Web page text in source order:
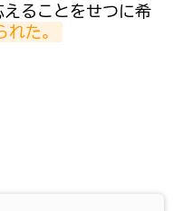
ることをせつに希
た。